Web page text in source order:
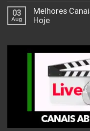
03
Aug
Melhores
Hoje